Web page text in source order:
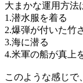
大まかな運用方法
1.潜水服を着る
2.爆弾が付いた竹
3.海に潜る
4.米軍の船が真上
このような感じで